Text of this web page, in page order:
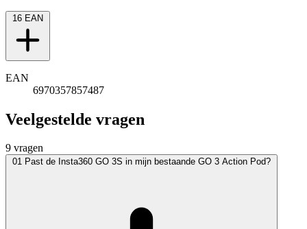
16 EAN
EAN
6970357857487
Veelgestelde vragen
9 vragen
01 Past de Insta360 GO 3S in mijn bestaande GO 3 Action Pod?